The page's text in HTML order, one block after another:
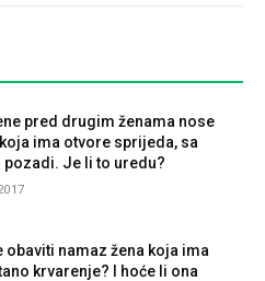
pred drugim ženama nose
ima otvore sprijeda, sa
pozadi. Je li to uredu?
obaviti namaz žena koja ima
krvarenje? I hoće li ona